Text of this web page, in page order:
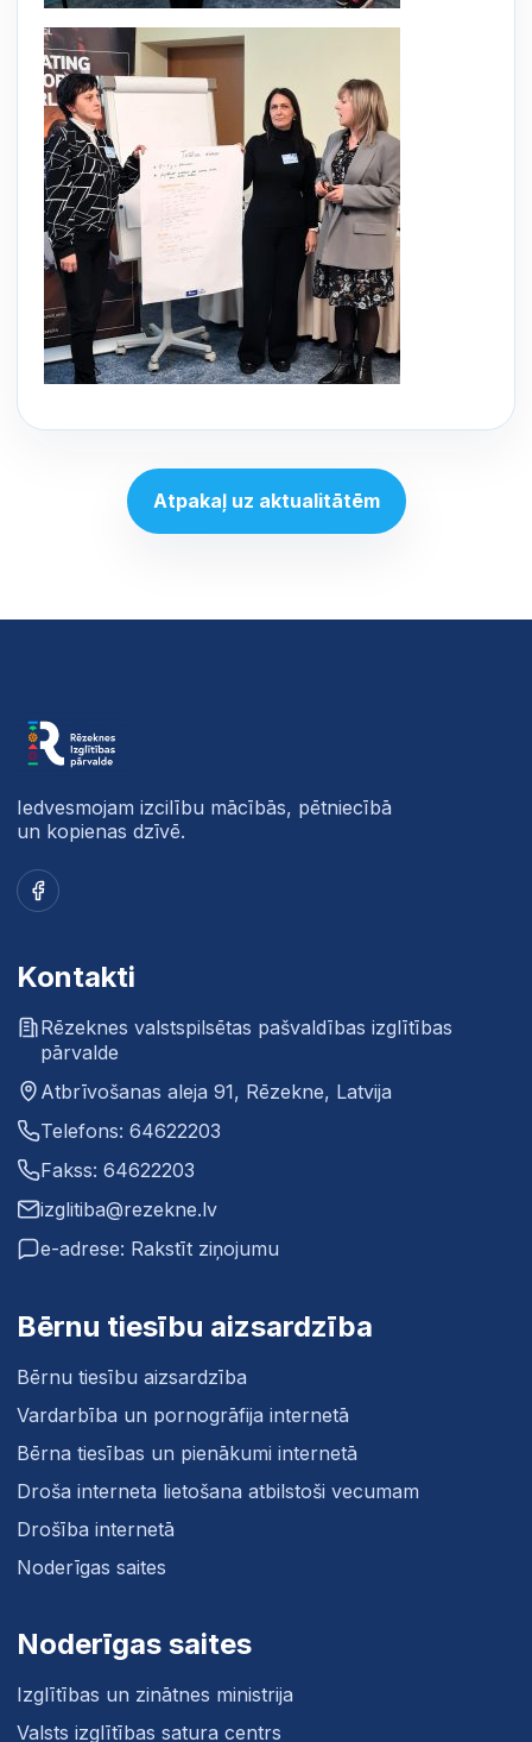
Atpakaļ uz aktualitātēm
Iedvesmojam izcilību mācībās, pētniecībā
un kopienas dzīvē.
Facebook
Kontakti
Rēzeknes valstspilsētas pašvaldības izglītības
pārvalde
Atbrīvošanas aleja 91, Rēzekne, Latvija
Telefons: 64622203
Fakss: 64622203
izglitiba@rezekne.lv
e-adrese: Rakstīt ziņojumu
Bērnu tiesību aizsardzība
Bērnu tiesību aizsardzība
Vardarbība un pornogrāfija internetā
Bērna tiesības un pienākumi internetā
Droša interneta lietošana atbilstoši vecumam
Drošība internetā
Noderīgas saites
Noderīgas saites
Izglītības un zinātnes ministrija
Valsts izglītības satura centrs